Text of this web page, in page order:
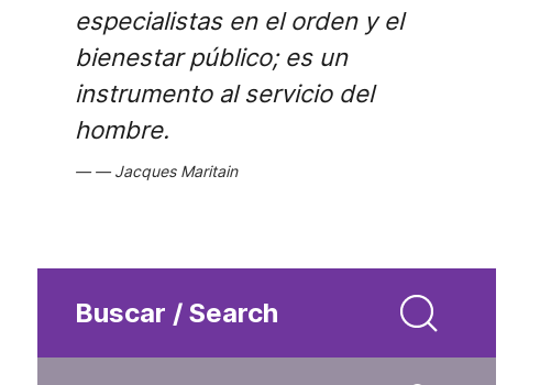
especialistas en el orden y el
bienestar público; es un
instrumento al servicio del
hombre.
Jacques Maritain
Buscar / Search